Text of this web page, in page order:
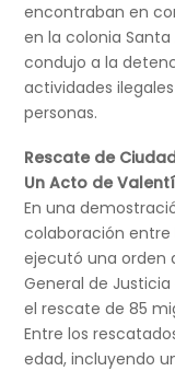
encontraban en
en la colonia
condujo a la
actividades
personas.
Rescate de
Un Acto de
En una
colaboración entre
ejecutó una orden
General de
el rescate de 85
Entre los
edad, incluyendo